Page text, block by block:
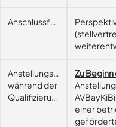
Anschlussfähigkeit
Anstellungsmöglichkeit
während der
Qualifizierung
Zu
einer